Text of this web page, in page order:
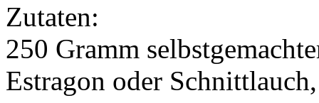
Zutaten:
250 Gramm
Estragon oder